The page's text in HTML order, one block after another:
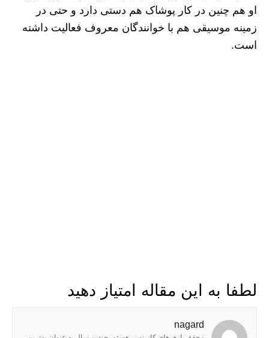
او هم چنین در کار پوشاک هم دستی دارد و حتی در
زمینه موسیقی هم با خوانندگان معروف فعالیت داشته
است.
لطفا به این مقاله امتیاز دهید
nagard